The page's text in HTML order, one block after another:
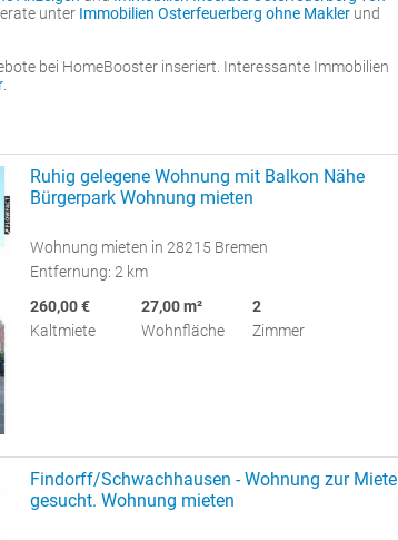
unter Immobilien Osterfeuerberg ohne Makler und
bei HomeBooster inseriert. Interessante Immobilien
Ruhig gelegene Wohnung mit Balkon Nähe
Bürgerpark Wohnung mieten
Wohnung mieten in 28215 Bremen
Entfernung: 2 km
260,00 €
Kaltmiete
27,00 m²
Wohnfläche
2
Zimmer
Findorff/Schwachhausen - Wohnung zur Miete
gesucht. Wohnung mieten